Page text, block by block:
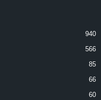
940
566
85
66
60